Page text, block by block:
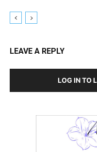
LEAVE A REPLY
LOG IN TO